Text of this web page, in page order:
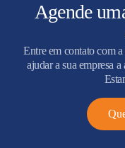
Agende
Entre em contato com
ajudar a sua empresa